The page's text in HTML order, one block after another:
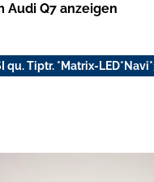
Audi Q7 anzeigen
qu. Tiptr. *Matrix-